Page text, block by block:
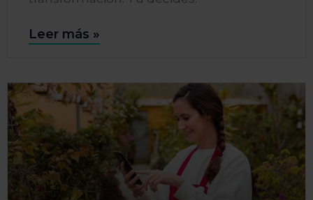
Leer más »